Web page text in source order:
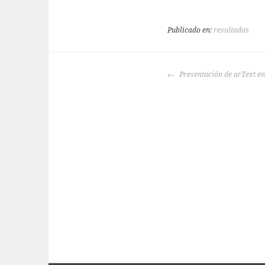
Publicado en: resultados
NAVEGACIÓN
Presentación de arText